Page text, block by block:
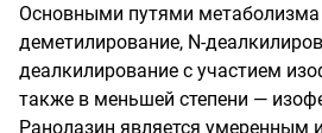
Основными путями метаболизма
деметилирование, N-
деалкилирование с участием
также в меньшей степени —
Ранолазин является умеренным